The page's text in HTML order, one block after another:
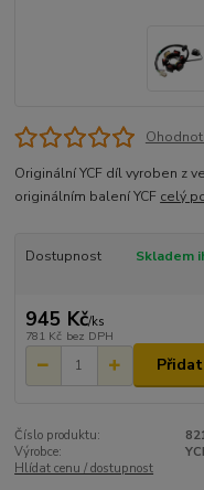
Originální YCF díl vyroben z
originálním balení YCF celý
Dostupnost Skladem
945 Kč/ks
781 Kč bez DPH
Číslo produktu:
Výrobce:
Hlídat cenu / dostupnost